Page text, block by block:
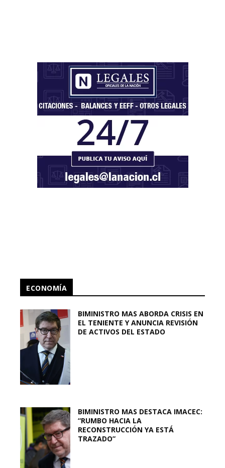
ECONOMÍA
BIMINISTRO MAS ABORDA CRISIS EN
EL TENIENTE Y ANUNCIA REVISIÓN
DE ACTIVOS DEL ESTADO
BIMINISTRO MAS DESTACA IMACEC:
“RUMBO HACIA LA
RECONSTRUCCIÓN YA ESTÁ
TRAZADO”